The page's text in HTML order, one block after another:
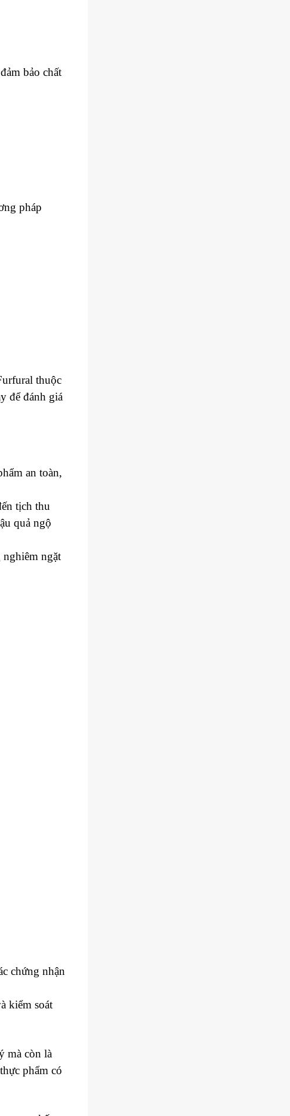
bảo chất
pháp
thuộc
để đánh giá
an toàn,
tịch thu
quả ngộ
ngặt
chứng nhận
kiểm soát
mà còn là
phẩm có